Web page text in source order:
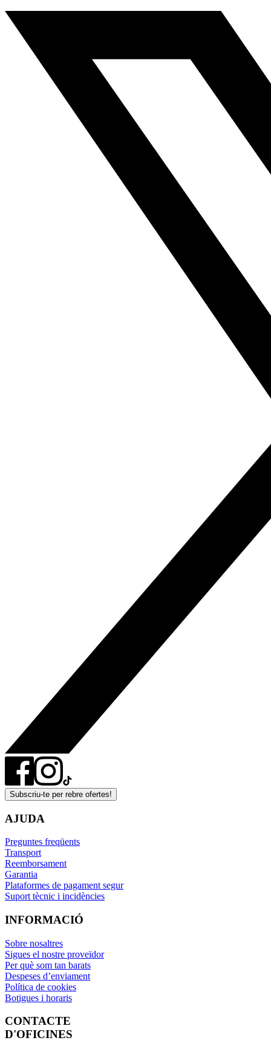
Subscriu-te per rebre ofertes!
AJUDA
Preguntes freqüents
Transport
Reemborsament
Garantia
Plataformes de pagament segur
Suport tècnic i incidències
INFORMACIÓ
Sobre nosaltres
Sigues el nostre proveïdor
Per què som tan barats
Despeses d’enviament
Política de cookies
Botigues i horaris
CONTACTE
D'OFICINES